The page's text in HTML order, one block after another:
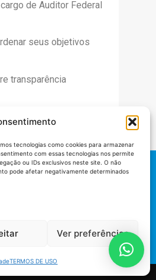
tecnologias como cookies para armazenar
com essas tecnologias nos permite
ou IDs exclusivos neste site. O não
pode afetar negativamente determinados
Ver preferências
TERMOS DE USO
de Auditor Federal
seus objetivos
transparência